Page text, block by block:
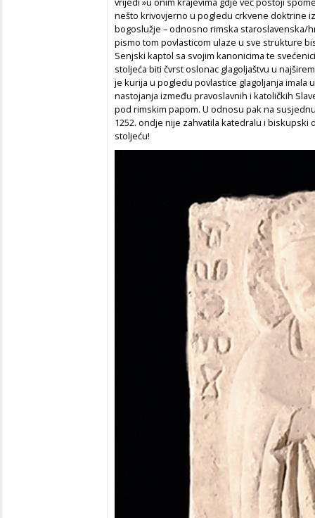
nešto krivovjerno u pogledu crkvene doktrine
bogoslužje – odnosno rimska staroslavenska/
pismo tom povlasticom ulaze u sve strukture
Senjski kaptol sa svojim kanonicima te
stoljeća biti čvrst oslonac glagoljaštvu u
je kurija u pogledu povlastice glagoljanja
nastojanja između pravoslavnih i katoličkih
pod rimskim papom. U odnosu pak na
1252. ondje nije zahvatila katedralu i biskupski
stoljeću!